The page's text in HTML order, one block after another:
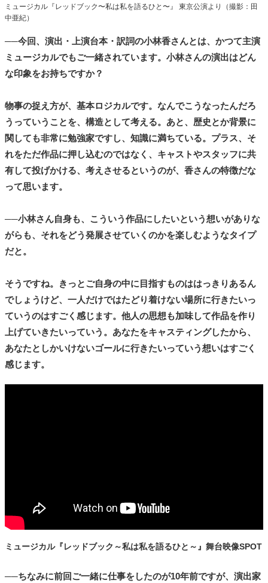
ミュージカル『レッドブック〜私は私を語るひと〜』 東京公演より（撮影：田
中亜紀）
──今回、演出・上演台本・訳詞の小林香さんとは、かつて主演
ミュージカルでもご一緒されています。小林さんの演出はどん
な印象をお持ちですか？
物事の捉え方が、基本ロジカルです。なんでこうなったんだろ
うっていうことを、構造として考える。あと、歴史とか背景に
関しても非常に勉強家ですし、知識に満ちている。プラス、そ
れをただ作品に押し込むのではなく、キャストやスタッフに共
有して投げかける、考えさせるというのが、香さんの特徴だな
って思います。
──小林さん自身も、こういう作品にしたいという想いがありな
がらも、それをどう発展させていくのかを楽しむようなタイプ
だと。
そうですね。きっとご自身の中に目指すものははっきりあるん
でしょうけど、一人だけではたどり着けない場所に行きたいっ
ていうのはすごく感じます。他人の思想も加味して作品を作り
上げていきたいっていう。あなたをキャスティングしたから、
あなたとしかいけないゴールに行きたいっていう想いはすごく
感じます。
ミュージカル『レッドブック～私は私を語るひと～』舞台映像SPOT
──ちなみに前回ご一緒に仕事をしたのが10年前ですが、演出家